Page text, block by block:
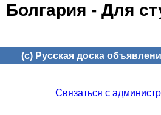
Болгария - Для
(c) Русская доска
Связаться с